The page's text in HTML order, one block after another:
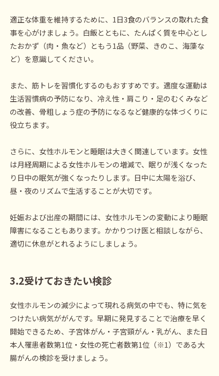
適正な体重を維持するために、1日3食のバランスの取れた食
事を心がけましょう。白飯とともに、たんぱく質を中心とし
たおかず（肉・魚など）ともう1品（野菜、きのこ、海藻な
ど）を意識してください。
また、筋トレを習慣化するのもおすすめです。適度な運動は
生活習慣病の予防になり、冷え性・肩こり・足のむくみなど
の改善、骨粗しょう症の予防になるなど健康的な体づくりに
役立ちます。
さらに、女性ホルモンと睡眠は大きく関連しています。女性
は月経周期による女性ホルモンの増減で、眠りが浅くなった
り日中の眠気が強くなったりします。日中に太陽を浴び、
昼・夜のリズムで生活することが大切です。
妊娠および出産の期間には、女性ホルモンの変動により睡眠
障害になることもあります。かかりつけ医と相談しながら、
適切に休息がとれるようにしましょう。
3.2受けておきたい検診
女性ホルモンの減少によって現れる病気の中でも、特に気を
つけたい病気ががんです。早期に発見することで治療を早く
開始できるため、子宮体がん・子宮頸がん・乳がん、また日
本人罹患者数第1位・女性の死亡者数第1位（※1）である大
腸がんの検診を受けましょう。